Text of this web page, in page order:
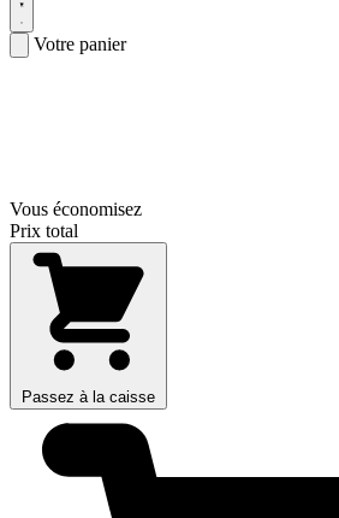
Votre panier
Vous économisez
Prix total
Passez à la caisse